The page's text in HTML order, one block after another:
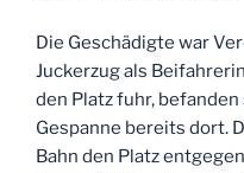
Die Geschädigte war
Juckerzug als
den Platz fuhr,
Gespanne bereits dort.
Bahn den Platz